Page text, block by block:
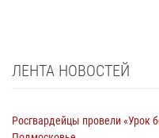
ЛЕНТА НОВОСТЕЙ
Росгвардейцы провели «Урок